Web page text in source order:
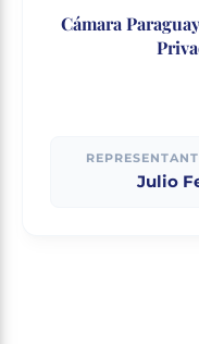
Cámara
Julio